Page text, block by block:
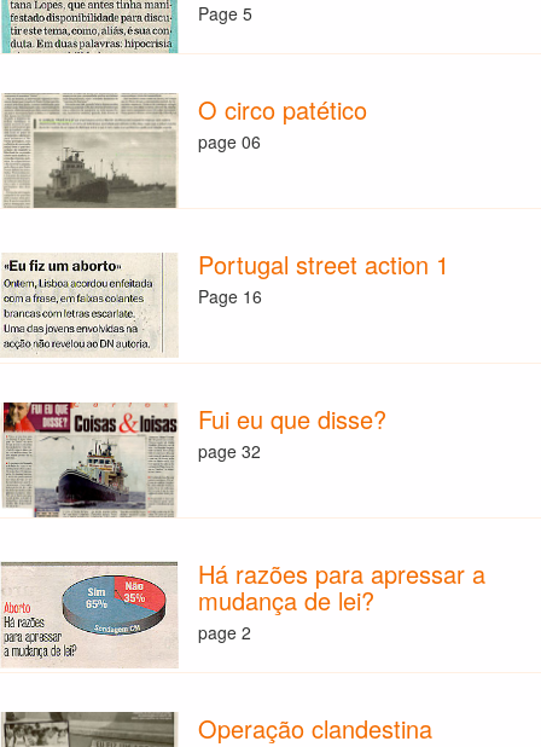
Page 5
O circo patético
page 06
Portugal street action 1
Page 16
Fui eu que disse?
page 32
Há razões para apressar a
mudança de lei?
page 2
Operação clandestina